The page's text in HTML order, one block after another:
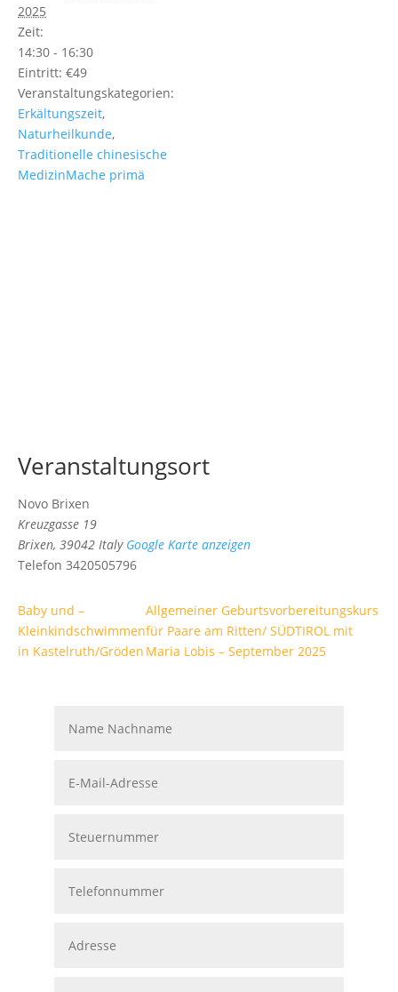
2025
Zeit:
14:30 - 16:30
Eintritt: €49
Veranstaltungskategorien:
Erkältungszeit,
Naturheilkunde,
Traditionelle chinesische
MedizinMache primä
Veranstaltungsort
Novo Brixen
Kreuzgasse 19
Brixen, 39042 Italy Google Karte anzeigen
Telefon 3420505796
Baby und –
Kleinkindschwimmen
in Kastelruth/Gröden
Allgemeiner Geburtsvorbereitungskurs
für Paare am Ritten/ SÜDTIROL mit
Maria Lobis – September 2025